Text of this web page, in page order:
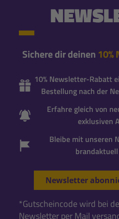
Sichere dir deinen
10% Newsletter-Rabatt
Bestellung nach der
Erfahre gleich von
exklusiven
Bleibe mit unseren
Newsletter
*Gutscheincode wird bei
Newsletter per Mail